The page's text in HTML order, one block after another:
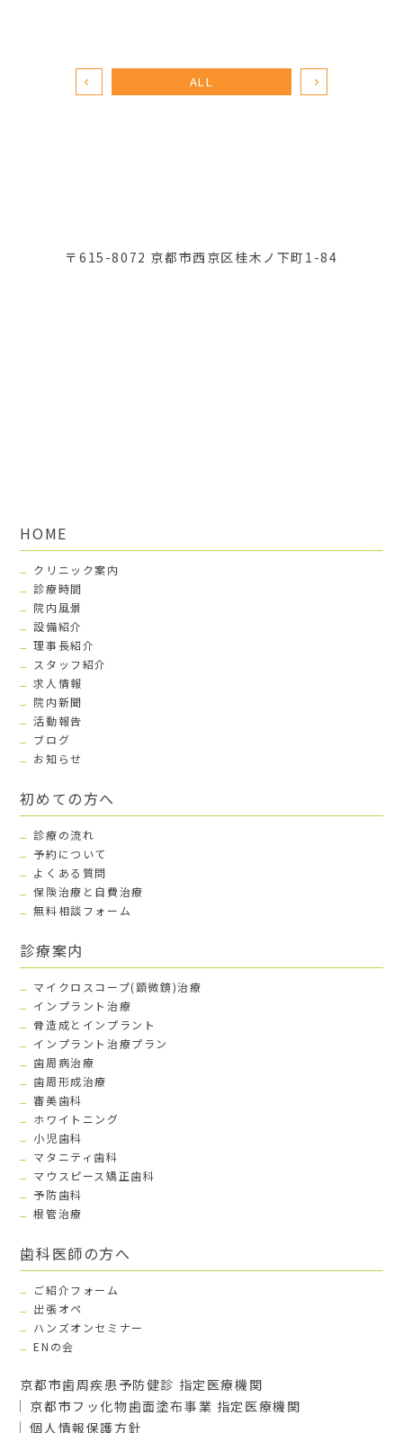
ALL
〒615-8072 京都市西京区桂木ノ下町1-84
HOME
クリニック案内
診療時間
院内風景
設備紹介
理事長紹介
スタッフ紹介
求人情報
院内新聞
活動報告
ブログ
お知らせ
初めての方へ
診療の流れ
予約について
よくある質問
保険治療と自費治療
無料相談フォーム
診療案内
マイクロスコープ(顕微鏡)治療
インプラント治療
骨造成とインプラント
インプラント治療プラン
歯周病治療
歯周形成治療
審美歯科
ホワイトニング
小児歯科
マタニティ歯科
マウスピース矯正歯科
予防歯科
根管治療
歯科医師の方へ
ご紹介フォーム
出張オペ
ハンズオンセミナー
ENの会
京都市歯周疾患予防健診 指定医療機関
京都市フッ化物歯面塗布事業 指定医療機関
個人情報保護方針